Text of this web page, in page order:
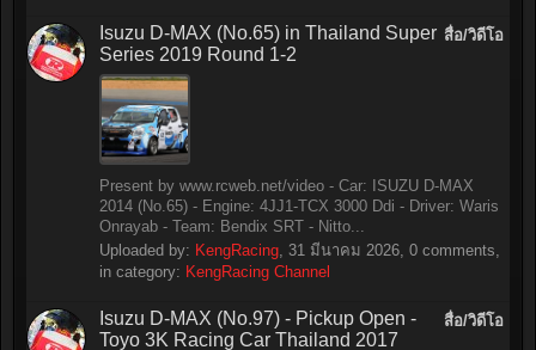
สื่อ/วิดีโอ
Isuzu D-MAX (No.65) in Thailand Super
Series 2019 Round 1-2
Present by www.rcweb.net/video - Car: ISUZU D-MAX
2014 (No.65) - Engine: 4JJ1-TCX 3000 Ddi - Driver: Waris
Onrayab - Team: Bendix SRT - Nitto...
Uploaded by: KengRacing, 31 มีนาคม 2026, 0 comments,
in category: KengRacing Channel
สื่อ/วิดีโอ
Isuzu D-MAX (No.97) - Pickup Open -
Toyo 3K Racing Car Thailand 2017